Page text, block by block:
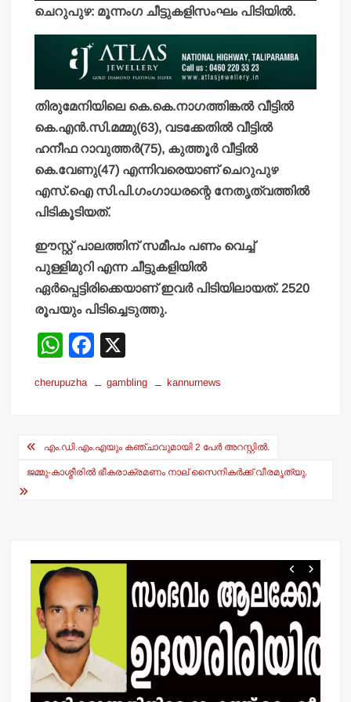
ചെറുപുഴ: മൂന്നംഗ ചീട്ടുകളിസംഘം പിടിയില്‍.
തിരുമേനിയിലെ കെ.കെ.നാഗത്തിങ്കല്‍ വീട്ടില്‍
കെ.എന്‍.സി.മമ്മു(63), വടക്കേതില്‍ വീട്ടില്‍
ഹനീഫ റാവുത്തര്‍(75), കുത്തൂര്‍ വീട്ടില്‍
കെ.വേണു(47) എന്നിവരെയാണ് ചെറുപുഴ
എസ്.ഐ സി.പി.ഗംഗാധരന്റെ നേതൃത്വത്തില്‍
പിടികൂടിയത്.
ഈസ്റ്റ് പാലത്തിന് സമീപം പണം വെച്ച്
പുള്ളിമുറി എന്ന ചീട്ടുകളിയില്‍
ഏര്‍പ്പെട്ടിരിക്കെയാണ് ഇവര്‍ പിടിയിലായത്. 2520
രൂപയും പിടിച്ചെടുത്തു.
W
at
A
p
F
c
b
o
cherupuzha gambling kannurnews
Post
navigation
എം.ഡി.എം.എയും കഞ്ചാവുമായി 2 പേര്‍ അറസ്റ്റില്‍.
ജമ്മു-കാശ്മീരില്‍ ഭീകരാക്രമണം നാല് സൈനികര്‍ക്ക് വീരമൃത്യു.